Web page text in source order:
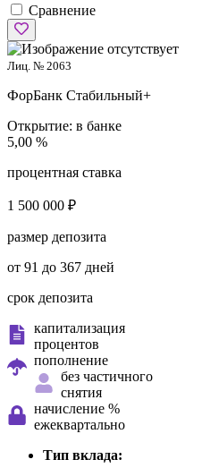
Сравнение
Лиц. № 2063
ФорБанк Стабильный+
Открытие: в банке
5,00 %
процентная ставка
1 500 000 ₽
размер депозита
от 91 до 367 дней
срок депозита
капитализация
процентов
пополнение
без частичного
снятия
начисление %
ежеквартально
Тип вклада: